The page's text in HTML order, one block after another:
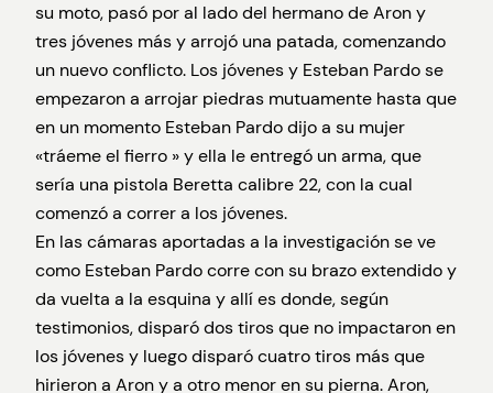
su moto, pasó por al lado del hermano de Aron y
tres jóvenes más y arrojó una patada, comenzando
un nuevo conflicto. Los jóvenes y Esteban Pardo se
empezaron a arrojar piedras mutuamente hasta que
en un momento Esteban Pardo dijo a su mujer
«tráeme el fierro » y ella le entregó un arma, que
sería una pistola Beretta calibre 22, con la cual
comenzó a correr a los jóvenes.
En las cámaras aportadas a la investigación se ve
como Esteban Pardo corre con su brazo extendido y
da vuelta a la esquina y allí es donde, según
testimonios, disparó dos tiros que no impactaron en
los jóvenes y luego disparó cuatro tiros más que
hirieron a Aron y a otro menor en su pierna. Aron,